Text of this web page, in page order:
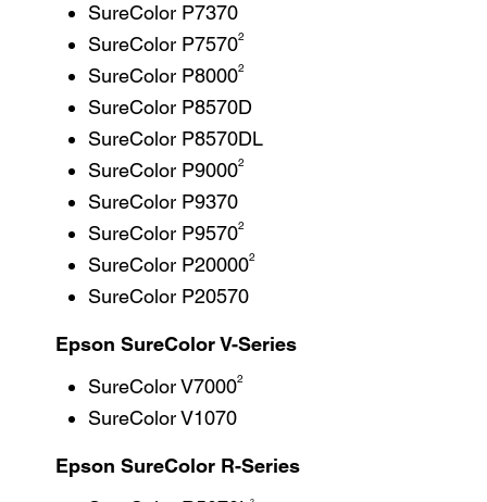
SureColor P7370
SureColor P75702
SureColor P80002
SureColor P8570D
SureColor P8570DL
SureColor P90002
SureColor P9370
SureColor P95702
SureColor P200002
SureColor P20570
Epson SureColor V-Series
SureColor V70002
SureColor V1070
Epson SureColor R-Series